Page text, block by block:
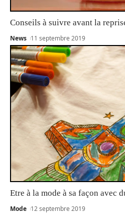
Conseils à suivre avant la
News 11 septembre 2019
Etre à la mode à sa façon avec
Mode 12 septembre 2019